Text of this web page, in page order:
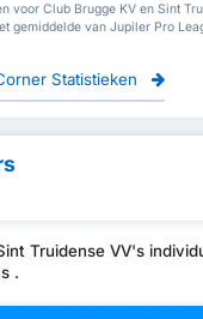
voor Club Brugge KV en Sint
gemiddelde van Jupiler Pro
Statistieken
Truidense VV's
.